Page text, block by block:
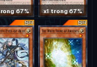
67% x1 trong 67%